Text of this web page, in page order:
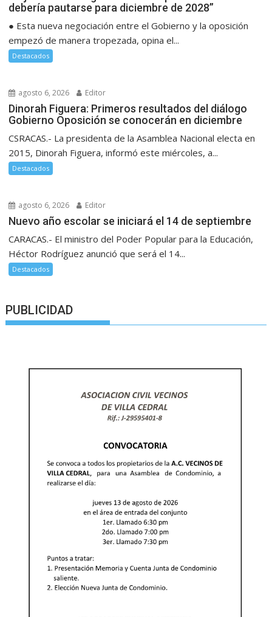
debería pautarse para diciembre de 2028”
● Esta nueva negociación entre el Gobierno y la oposición
empezó de manera tropezada, opina el...
Destacados
agosto 6, 2026 Editor
Dinorah Figuera: Primeros resultados del diálogo
Gobierno Oposición se conocerán en diciembre
CSRACAS.- La presidenta de la Asamblea Nacional electa en
2015, Dinorah Figuera, informó este miércoles, a...
Destacados
agosto 6, 2026 Editor
Nuevo año escolar se iniciará el 14 de septiembre
CARACAS.- El ministro del Poder Popular para la Educación,
Héctor Rodríguez anunció que será el 14...
Destacados
PUBLICIDAD